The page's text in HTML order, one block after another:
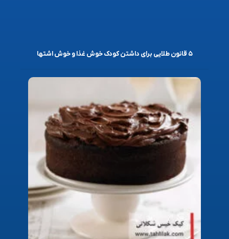
۵ قانون طلایی برای داشتن کودک خوش غذا و خوش اشتها